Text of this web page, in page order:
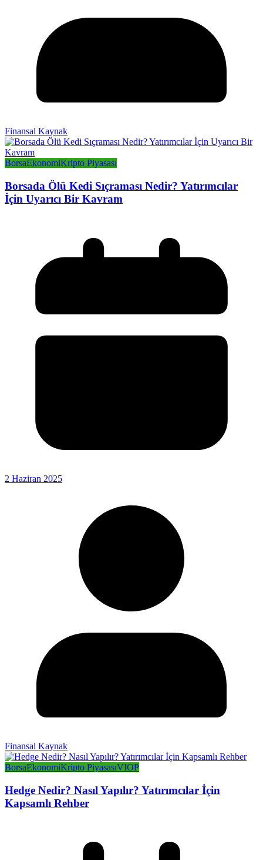
Finansal Kaynak
BorsaEkonomiKripto Piyasası
Borsada Ölü Kedi Sıçraması Nedir? Yatırımcılar
İçin Uyarıcı Bir Kavram
2 Haziran 2025
Finansal Kaynak
BorsaEkonomiKripto PiyasasıVIOP
Hedge Nedir? Nasıl Yapılır? Yatırımcılar İçin
Kapsamlı Rehber